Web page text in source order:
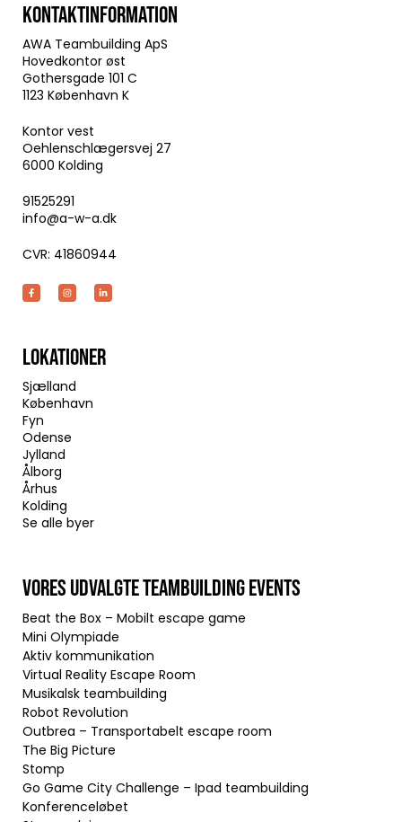
KONTAKTINFORMATION
AWA Teambuilding ApS
Hovedkontor øst
Gothersgade 101 C
1123 København K
Kontor vest
Oehlenschlægersvej 27
6000 Kolding
91525291
info@a-w-a.dk
CVR: 41860944
LOKATIONER
Sjælland
København
Fyn
Odense
Jylland
Ålborg
Århus
Kolding
Se alle byer
VORES UDVALGTE TEAMBUILDING EVENTS
Beat the Box – Mobilt escape game
Mini Olympiade
Aktiv kommunikation
Virtual Reality Escape Room
Musikalsk teambuilding
Robot Revolution
Outbrea – Transportabelt escape room
The Big Picture
Stomp
Go Game City Challenge – Ipad teambuilding
Konferenceløbet